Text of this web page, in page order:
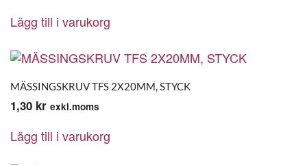
Lägg till i varukorg
MÄSSINGSKRUV TFS 2X20MM, STYCK
1,30 kr exkl.moms
Lägg till i varukorg